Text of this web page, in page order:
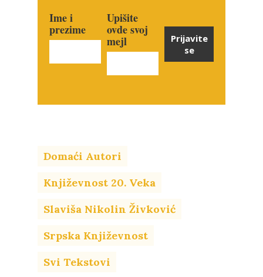
Ime i
prezime
Upišite
ovde svoj
mejl
Prijavite
se
Domaći Autori
Književnost 20. Veka
Slaviša Nikolin Živković
Srpska Književnost
Svi Tekstovi